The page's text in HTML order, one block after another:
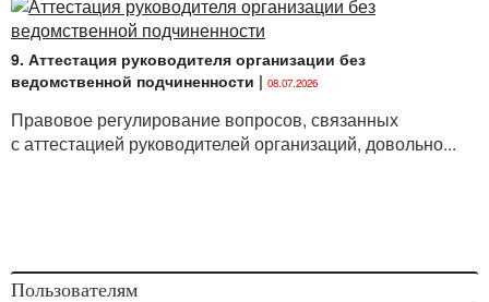
9. Аттестация руководителя организации без
ведомственной подчиненности | 08.07.2026
Правовое регулирование вопросов, связанных
с аттестацией руководителей организаций, довольно...
Пользователям